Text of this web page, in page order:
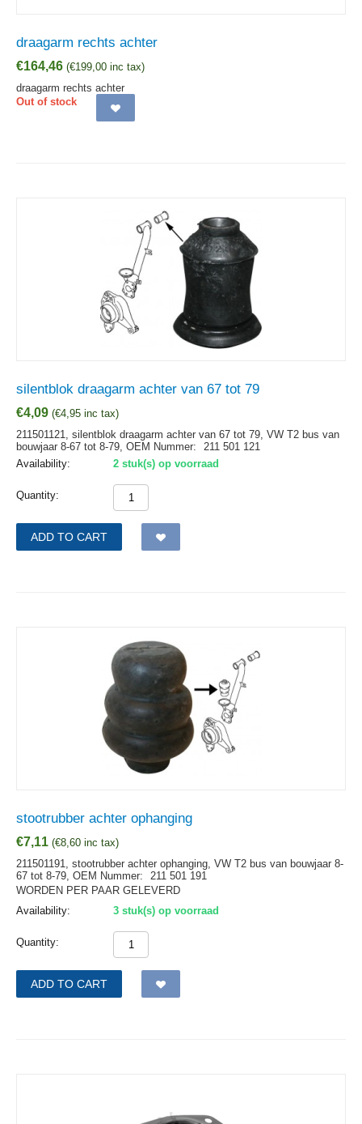
draagarm rechts achter
€164,46 (€199,00 inc tax)
draagarm rechts achter
Out of stock
silentblok draagarm achter van 67 tot 79
€4,09 (€4,95 inc tax)
211501121, silentblok draagarm achter van 67 tot 79, VW T2 bus van
bouwjaar 8-67 tot 8-79, OEM Nummer:
211 501 121
Availability:
2 stuk(s) op voorraad
Quantity:
ADD TO CART
stootrubber achter ophanging
€7,11 (€8,60 inc tax)
211501191, stootrubber achter ophanging, VW T2 bus van bouwjaar 8-
67 tot 8-79, OEM Nummer:
211 501 191
WORDEN PER PAAR GELEVERD
Availability:
3 stuk(s) op voorraad
Quantity:
ADD TO CART